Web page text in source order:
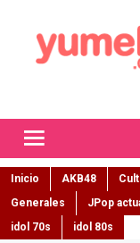
Inicio AKB48
Generales
JPop
idol 70s
idol 80s